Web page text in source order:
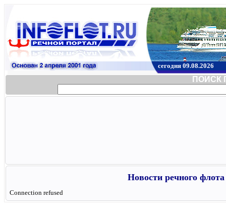
сегодня 09.08.2026
ПОИСК
Новости речного
Connection refused